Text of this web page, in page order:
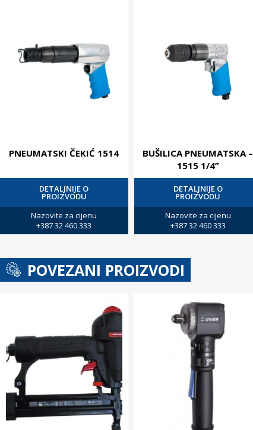
PNEUMATSKI ČEKIĆ 1514
DETALJNIJE O
PROIZVODU
Nazovite za cijenu
+387 32 460 333
BUŠILICA PNEUMATSKA –
1515 1/4”
DETALJNIJE O
PROIZVODU
Nazovite za cijenu
+387 32 460 333
POVEZANI PROIZVODI